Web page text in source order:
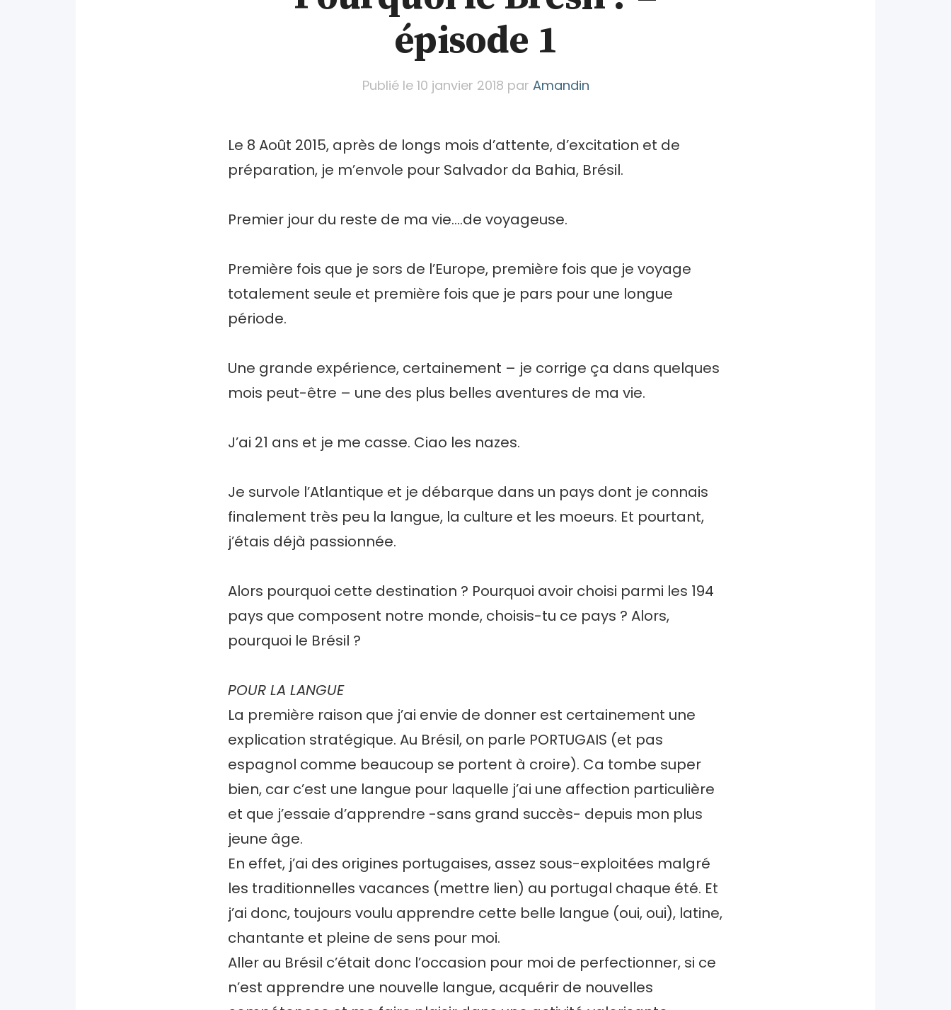
épisode 1
Publié le 10 janvier 2018 par Amandin
Le 8 Août 2015, après de longs mois d’attente, d’excitation et de
préparation, je m’envole pour Salvador da Bahia, Brésil.
Premier jour du reste de ma vie….de voyageuse.
Première fois que je sors de l’Europe, première fois que je voyage
totalement seule et première fois que je pars pour une longue
période.
Une grande expérience, certainement – je corrige ça dans quelques
mois peut-être – une des plus belles aventures de ma vie.
J’ai 21 ans et je me casse. Ciao les nazes.
Je survole l’Atlantique et je débarque dans un pays dont je connais
finalement très peu la langue, la culture et les moeurs. Et pourtant,
j’étais déjà passionnée.
Alors pourquoi cette destination ? Pourquoi avoir choisi parmi les 194
pays que composent notre monde, choisis-tu ce pays ? Alors,
pourquoi le Brésil ?
POUR LA LANGUE
La première raison que j’ai envie de donner est certainement une
explication stratégique. Au Brésil, on parle PORTUGAIS (et pas
espagnol comme beaucoup se portent à croire). Ca tombe super
bien, car c’est une langue pour laquelle j’ai une affection particulière
et que j’essaie d’apprendre -sans grand succès- depuis mon plus
jeune âge.
En effet, j’ai des origines portugaises, assez sous-exploitées malgré
les traditionnelles vacances (mettre lien) au portugal chaque été. Et
j’ai donc, toujours voulu apprendre cette belle langue (oui, oui), latine,
chantante et pleine de sens pour moi.
Aller au Brésil c’était donc l’occasion pour moi de perfectionner, si ce
n’est apprendre une nouvelle langue, acquérir de nouvelles